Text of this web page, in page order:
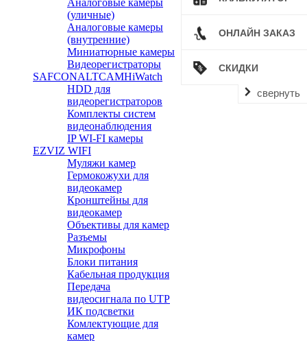
ОНЛАЙН ЗАКАЗ
СКИДКИ
свернуть
Аналоговые камеры
(уличные)
Аналоговые камеры
(внутренние)
Миниатюрные камеры
Видеорегистраторы
SAFCONALTCAMHiWatch
HDD для
видеорегистраторов
Комплекты систем
видеонаблюдения
IP WI-FI камеры
EZVIZ WIFI
Муляжи камер
Гермокожухи для
видеокамер
Кронштейны для
видеокамер
Объективы для камер
Разъемы
Микрофоны
Блоки питания
Кабельная продукция
Передача
видеосигнала по UTP
ИК подсветки
Комлектующие для
камер